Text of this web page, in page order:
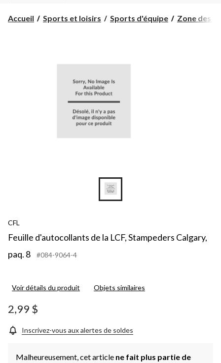
Accueil Sports et loisirs Sports d'équipe Zone des
CFL
Feuille d'autocollants de la LCF, Stampeders Calgary,
paq. 8
#084-9064-4
Voir détails du produit Objets similaires
2,99 $
Inscrivez-vous aux alertes de soldes
Malheureusement, cet article ne fait plus partie de